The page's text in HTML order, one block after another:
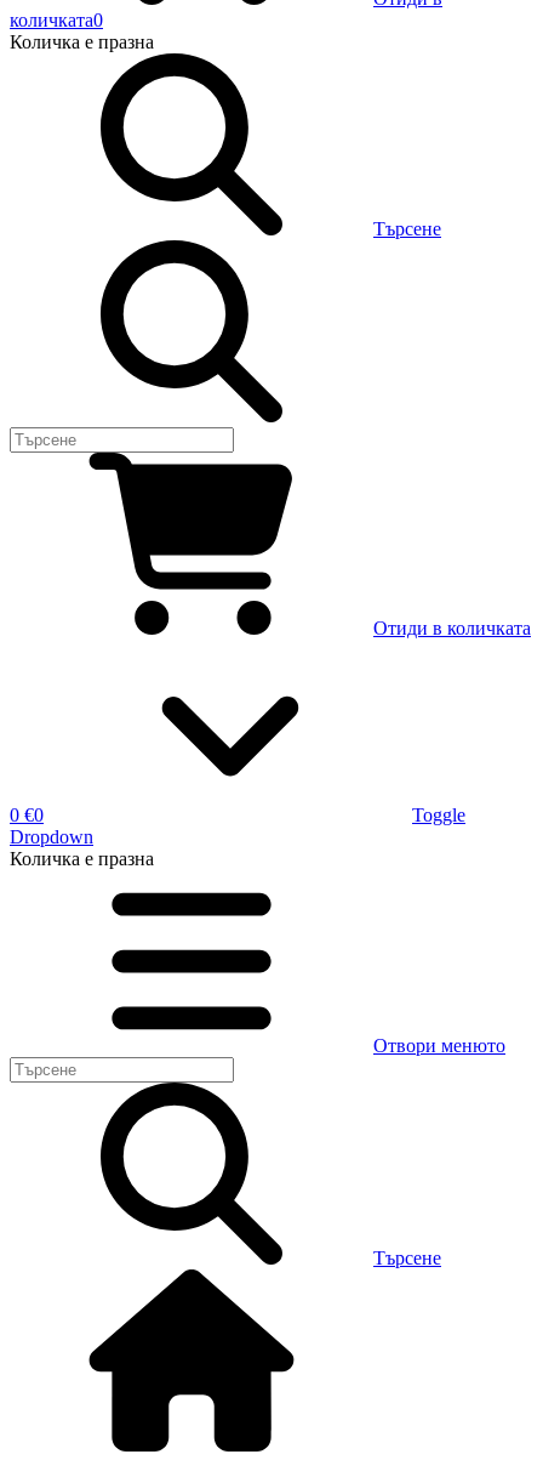
количката0
Количка е празна
Търсене
Отиди в количката
0 €0
Toggle
Dropdown
Количка е празна
Отвори менюто
Търсене